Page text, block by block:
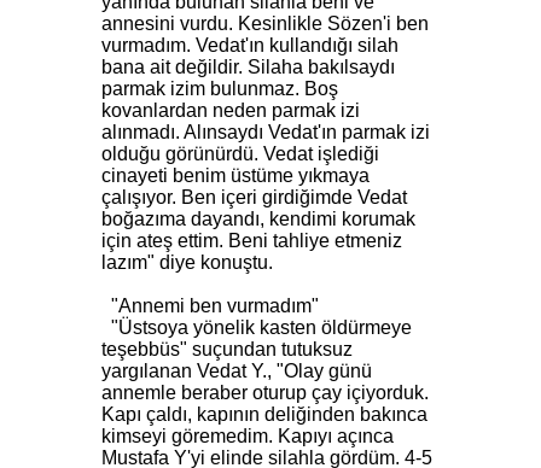
annesini vurdu. Kesinlikle Sözen'i ben
vurmadım. Vedat'ın kullandığı silah
bana ait değildir. Silaha bakılsaydı
parmak izim bulunmaz. Boş
kovanlardan neden parmak izi
alınmadı. Alınsaydı Vedat'ın parmak izi
olduğu görünürdü. Vedat işlediği
cinayeti benim üstüme yıkmaya
çalışıyor. Ben içeri girdiğimde Vedat
boğazıma dayandı, kendimi korumak
için ateş ettim. Beni tahliye etmeniz
lazım" diye konuştu.
"Annemi ben vurmadım"
"Üstsoya yönelik kasten öldürmeye
teşebbüs" suçundan tutuksuz
yargılanan Vedat Y., "Olay günü
annemle beraber oturup çay içiyorduk.
Kapı çaldı, kapının deliğinden bakınca
kimseyi göremedim. Kapıyı açınca
Mustafa Y'yi elinde silahla gördüm. 4-5